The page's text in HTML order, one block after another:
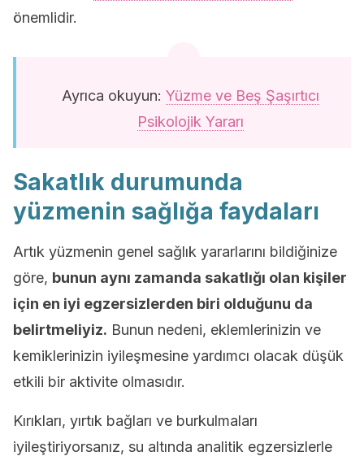
önemlidir.
Ayrıca okuyun: Yüzme ve Beş Şaşırtıcı
Psikolojik Yararı
Sakatlık durumunda
yüzmenin sağlığa faydaları
Artık yüzmenin genel sağlık yararlarını bildiğinize
göre, bunun aynı zamanda sakatlığı olan kişiler
için en iyi egzersizlerden biri olduğunu da
belirtmeliyiz. Bunun nedeni, eklemlerinizin ve
kemiklerinizin iyileşmesine yardımcı olacak düşük
etkili bir aktivite olmasıdır.
Kırıkları, yırtık bağları ve burkulmaları
iyileştiriyorsanız, su altında analitik egzersizlerle